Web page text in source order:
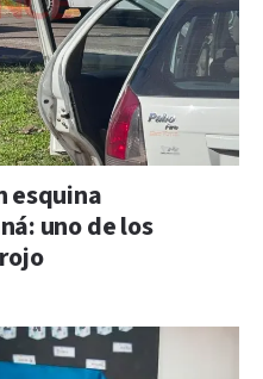
esquina
uno de los